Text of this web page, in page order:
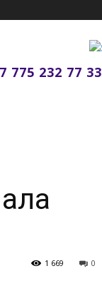
775 232 77 33
0
1 669